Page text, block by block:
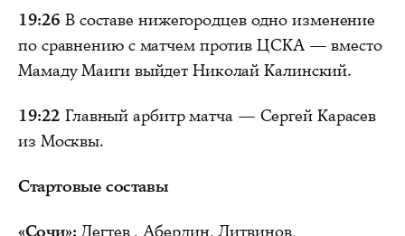
19:26 В составе нижегородцев одно изменение
по сравнению с матчем против ЦСКА — вместо
Мамаду Маиги выйдет Николай Калинский.
19:22 Главный арбитр матча — Сергей Карасев
из Москвы.
Стартовые составы
«Сочи»: Дегтев , Абердин, Литвинов,